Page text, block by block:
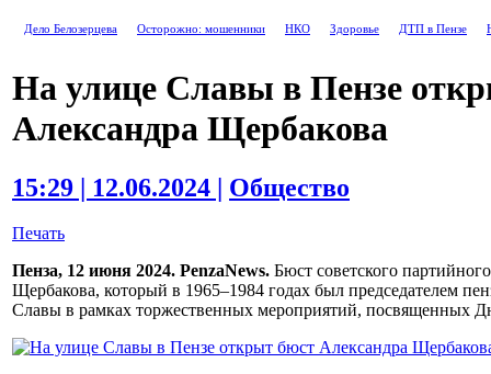
Дело Белозерцева Осторожно: мошенники НКО Здоровье ДТП в Пензе
На улице Славы в Пензе
Александра Щербакова
15:29 | 12.06.2024 | Общество
Печать
Пенза, 12 июня 2024. PenzaNews. Бюст советского
Щербакова, который в 1965–1984 годах был председателем
Славы в рамках торжественных мероприятий, посвященных